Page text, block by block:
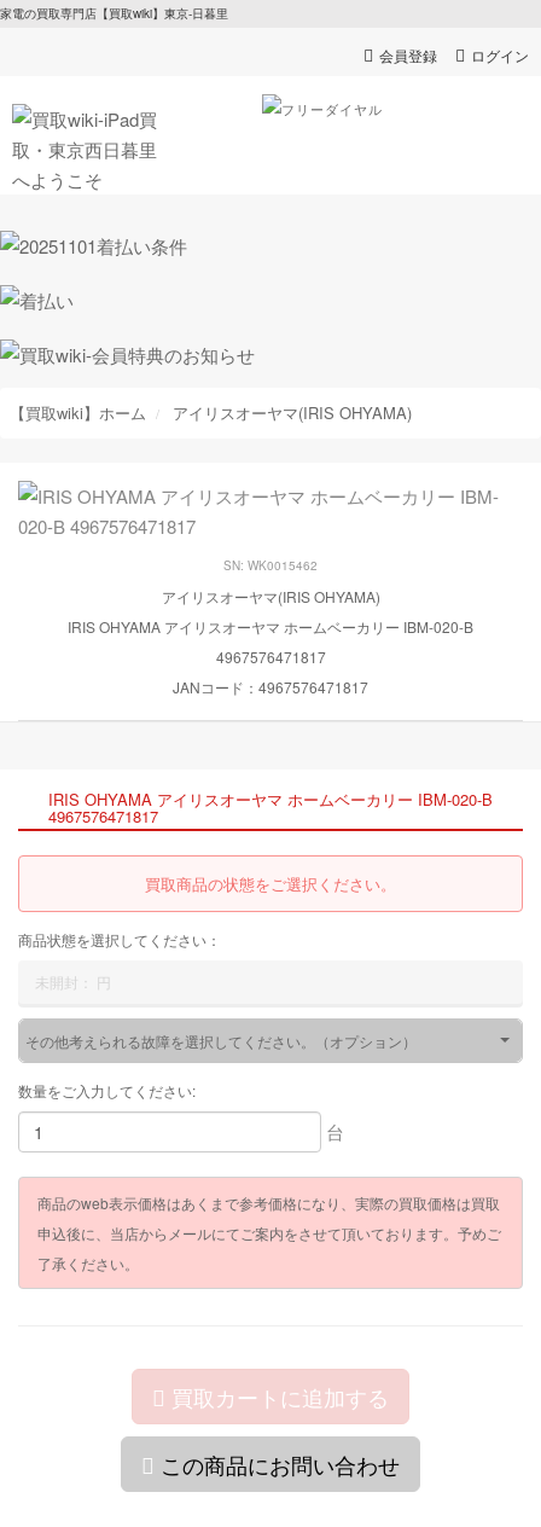
家電の買取専門店【買取wiki】東京-日暮里
会員登録 ログイン
【買取wiki】ホーム アイリスオーヤマ(IRIS OHYAMA)
SN: WK0015462
アイリスオーヤマ(IRIS OHYAMA)
IRIS OHYAMA アイリスオーヤマ ホームベーカリー IBM-020-B
4967576471817
JANコード：4967576471817
IRIS OHYAMA アイリスオーヤマ ホームベーカリー IBM-020-B
4967576471817
買取商品の状態をご選択ください。
商品状態を選択してください：
未開封： 円
その他考えられる故障を選択してください。（オプション）
数量をご入力してください:
台
商品のweb表示価格はあくまで参考価格になり、実際の買取価格は買取
申込後に、当店からメールにてご案内をさせて頂いております。予めご
了承ください。
買取カートに追加する
この商品にお問い合わせ